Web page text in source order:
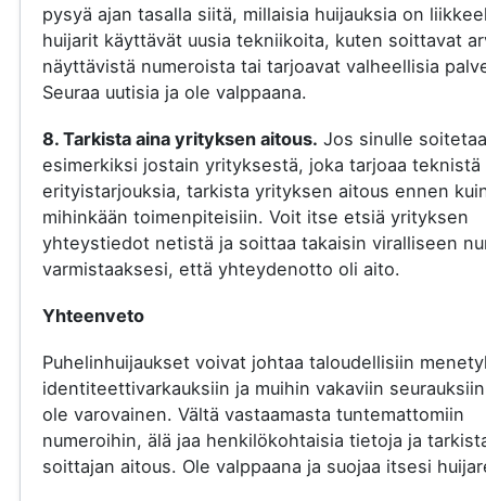
pysyä ajan tasalla siitä, millaisia huijauksia on
huijarit käyttävät uusia tekniikoita, kuten soittavat
näyttävistä numeroista tai tarjoavat valheellisia
Seuraa uutisia ja ole valppaana.
8. Tarkista aina yrityksen aitous. Jos sinulle
esimerkiksi jostain yrityksestä, joka tarjoaa teknistä
erityistarjouksia, tarkista yrityksen aitous ennen
mihinkään toimenpiteisiin. Voit itse etsiä yrityksen
yhteystiedot netistä ja soittaa takaisin viralliseen
varmistaaksesi, että yhteydenotto oli aito.
Yhteenveto
Puhelinhuijaukset voivat johtaa taloudellisiin
identiteettivarkauksiin ja muihin vakaviin
ole varovainen. Vältä vastaamasta tuntemattomiin
numeroihin, älä jaa henkilökohtaisia tietoja ja
soittajan aitous. Ole valppaana ja suojaa itsesi